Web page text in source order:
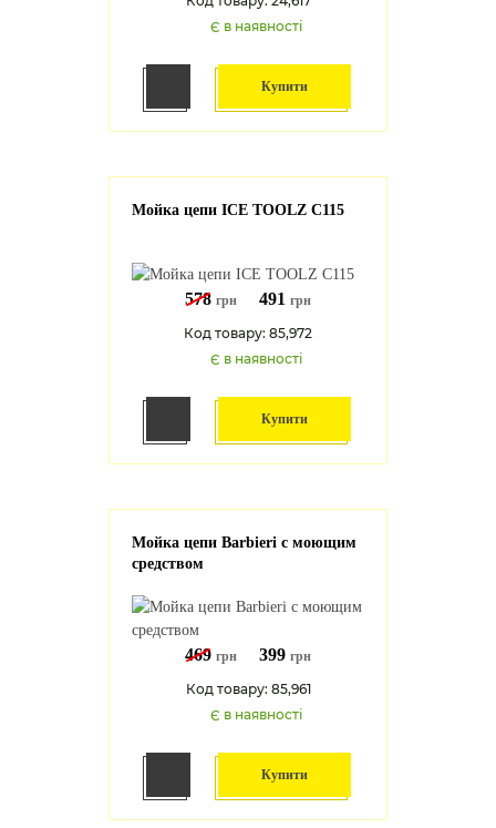
Є в наявності
Купити
Мойка цепи ICE TOOLZ C115
578 грн 491 грн
Код товару: 85,972
Є в наявності
Купити
Мойка цепи Barbieri с моющим
средством
469 грн 399 грн
Код товару: 85,961
Є в наявності
Купити